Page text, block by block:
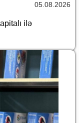
05.08.2026
ilə